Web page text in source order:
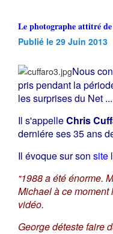
Le photographe attitré
Publié le 29 Juin 2013
Nous
pris pendant la
les surprises du Net ...
Il s'appelleChris
derniére ses 35 ans
Il évoque sur son site
"1988 a été énorme.
Michael à ce
vidéo.
George déteste faire